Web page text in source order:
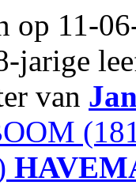
op 11-
jarige
van